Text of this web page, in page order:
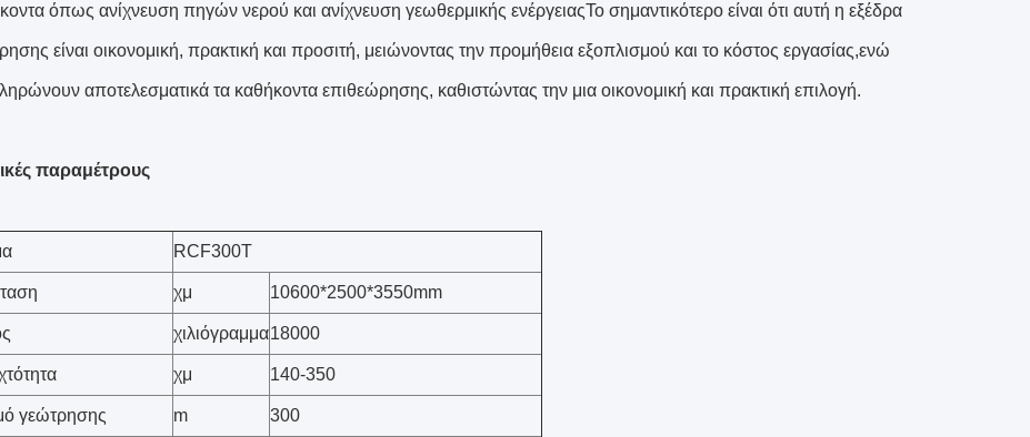
όπως ανίχνευση πηγών νερού και ανίχνευση γεωθερμικής ενέργειαςΤο σημαντικότερο είναι ότι αυτή η εξέδρα
είναι οικονομική, πρακτική και προσιτή, μειώνοντας την προμήθεια εξοπλισμού και το κόστος εργασίας,ενώ
αποτελεσματικά τα καθήκοντα επιθεώρησης, καθιστώντας την μια οικονομική και πρακτική επιλογή.
παραμέτρους
RCF300T
χμ 10600*2500*3550mm
χιλιόγραμμα18000
χμ 140-350
γεώτρησης m 300